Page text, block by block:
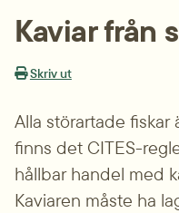
Kaviar från
Skriv ut
Alla störartade
finns det CITES-
hållbar handel med
Kaviaren måste ha